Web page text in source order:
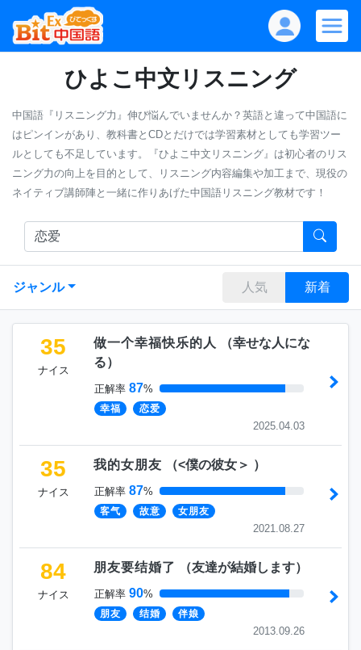
ひよこ中文リスニング
中国語『リスニング力』伸び悩んでいませんか？英語と違って中国語に
はピンインがあり、教科書とCDとだけでは学習素材としても学習ツー
ルとしても不足しています。『ひよこ中文リスニング』は初心者のリス
ニング力の向上を目的として、リスニング内容編集や加工まで、現役の
ネイティブ講師陣と一緒に作りあげた中国語リスニング教材です！
ジャンル 人気 新着
35
ナイス
做一个幸福快乐的人 （幸せな人にな
る）
正解率 87%
幸福 恋爱
2025.04.03
35
ナイス
我的女朋友 （<僕の彼女＞ ）
正解率 87%
客气 故意 女朋友
2021.08.27
84
ナイス
朋友要结婚了 （友達が結婚します）
正解率 90%
朋友 结婚 伴娘
2013.09.26